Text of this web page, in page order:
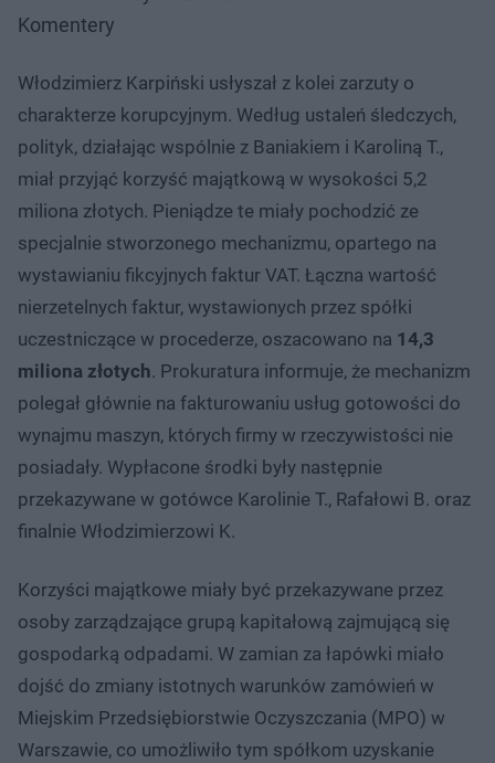
Komentery
Włodzimierz Karpiński usłyszał z kolei zarzuty o
charakterze korupcyjnym. Według ustaleń śledczych,
polityk, działając wspólnie z Baniakiem i Karoliną T.,
miał przyjąć korzyść majątkową w wysokości 5,2
miliona złotych. Pieniądze te miały pochodzić ze
specjalnie stworzonego mechanizmu, opartego na
wystawianiu fikcyjnych faktur VAT. Łączna wartość
nierzetelnych faktur, wystawionych przez spółki
uczestniczące w procederze, oszacowano na 14,3
miliona złotych. Prokuratura informuje, że mechanizm
polegał głównie na fakturowaniu usług gotowości do
wynajmu maszyn, których firmy w rzeczywistości nie
posiadały. Wypłacone środki były następnie
przekazywane w gotówce Karolinie T., Rafałowi B. oraz
finalnie Włodzimierzowi K.
Korzyści majątkowe miały być przekazywane przez
osoby zarządzające grupą kapitałową zajmującą się
gospodarką odpadami. W zamian za łapówki miało
dojść do zmiany istotnych warunków zamówień w
Miejskim Przedsiębiorstwie Oczyszczania (MPO) w
Warszawie, co umożliwiło tym spółkom uzyskanie